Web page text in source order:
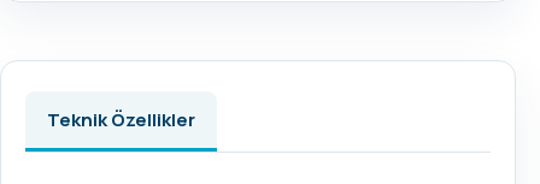
Teknik Özellikler